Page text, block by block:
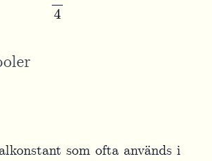
som ofta används i